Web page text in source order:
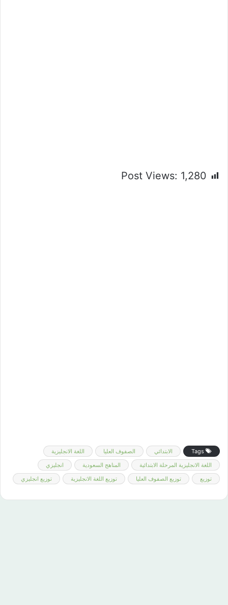
Post Views: 1,280
الابتدائي الصفوف العليا
اللغة الانجليزية
اللغة الانجليزية المرحلة الابتدائية
المناهج السعودية
انجليزي
توزيع
توزيع الصفوف العليا توزيع اللغة الانجليزية توزيع انجليزي